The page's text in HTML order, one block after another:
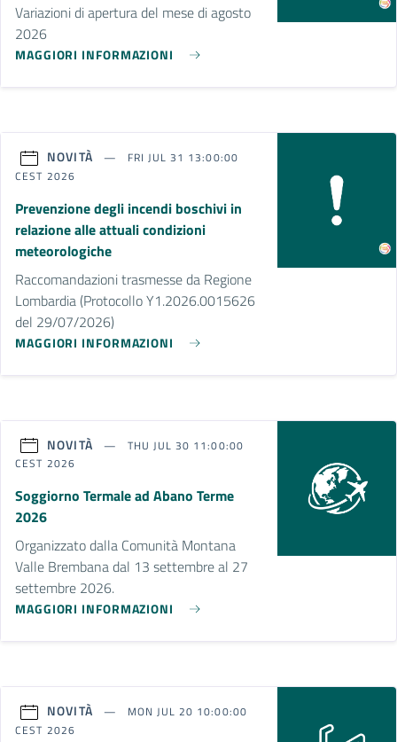
Variazioni di apertura del mese di agosto
2026
MAGGIORI INFORMAZIONI
NOVITÀ
FRI JUL 31 13:00:00
CEST 2026
Prevenzione degli incendi boschivi in
relazione alle attuali condizioni
meteorologiche
Raccomandazioni trasmesse da Regione
Lombardia (Protocollo Y1.2026.0015626
del 29/07/2026)
MAGGIORI INFORMAZIONI
NOVITÀ
THU JUL 30 11:00:00
CEST 2026
Soggiorno Termale ad Abano Terme
2026
Organizzato dalla Comunità Montana
Valle Brembana dal 13 settembre al 27
settembre 2026.
MAGGIORI INFORMAZIONI
NOVITÀ
MON JUL 20 10:00:00
CEST 2026